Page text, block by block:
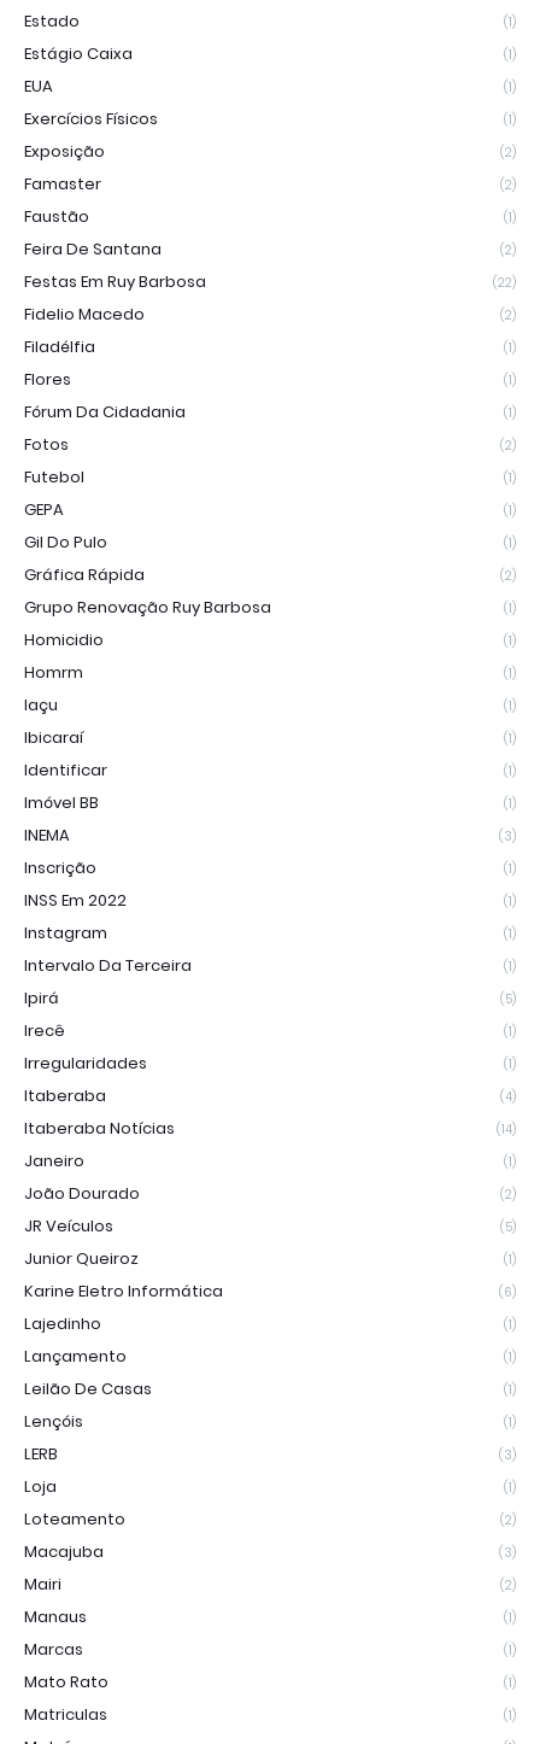
Estado (1)
Estágio Caixa (1)
EUA (1)
Exercícios Físicos (1)
Exposição (2)
Famaster (2)
Faustão (1)
Feira De Santana (2)
Festas Em Ruy Barbosa (22)
Fidelio Macedo (2)
Filadélfia (1)
Flores (1)
Fórum Da Cidadania (1)
Fotos (2)
Futebol (1)
GEPA (1)
Gil Do Pulo (1)
Gráfica Rápida (2)
Grupo Renovação Ruy Barbosa (1)
Homicidio (1)
Homrm (1)
Iaçu (1)
Ibicaraí (1)
Identificar (1)
Imóvel BB (1)
INEMA (3)
Inscrição (1)
INSS Em 2022 (1)
Instagram (1)
Intervalo Da Terceira (1)
Ipirá (5)
Irecê (1)
Irregularidades (1)
Itaberaba (4)
Itaberaba Notícias (14)
Janeiro (1)
João Dourado (2)
JR Veículos (5)
Junior Queiroz (1)
Karine Eletro Informática (6)
Lajedinho (1)
Lançamento (1)
Leilão De Casas (1)
Lençóis (1)
LERB (3)
Loja (1)
Loteamento (2)
Macajuba (3)
Mairi (2)
Manaus (1)
Marcas (1)
Mato Rato (1)
Matriculas (1)